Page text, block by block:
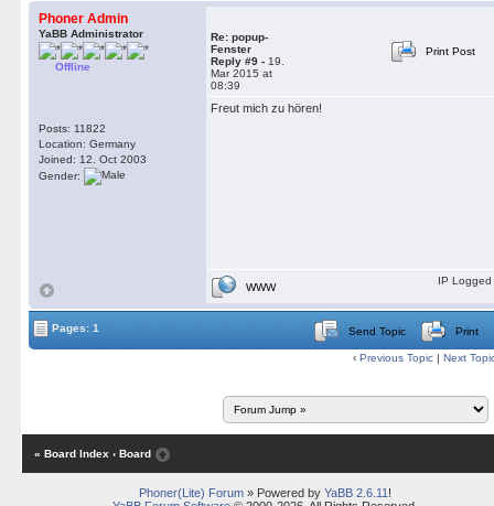
Phoner Admin
YaBB Administrator
Offline
Posts: 11822
Location: Germany
Joined: 12. Oct 2003
Gender:
Re: popup-
Fenster
Reply #9 - 19.
Mar 2015 at
08:39
Print Post
Freut mich zu hören!
WWW
IP Logged
Pages: 1 Send Topic Print
‹ Previous Topic | Next
« Board Index ‹ Board
Phoner(Lite) Forum» Powered by YaBB 2.6.11 !